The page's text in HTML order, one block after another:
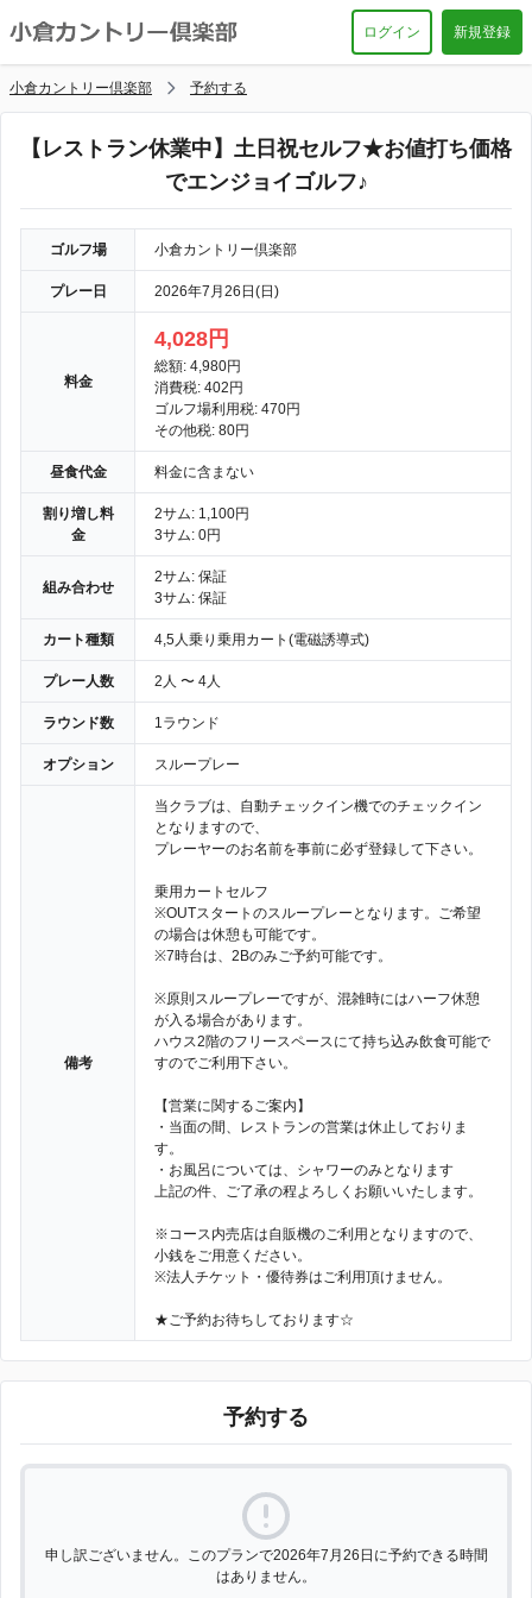
ログイン 新規登録
小倉カントリー倶楽部 予約する
【レストラン休業中】土日祝セルフ★お値打ち価格
でエンジョイゴルフ♪
ゴルフ場 小倉カントリー倶楽部
プレー日 2026年7月26日(日)
料金
4,028円
総額: 4,980円
消費税: 402円
ゴルフ場利用税: 470円
その他税: 80円
昼食代金 料金に含まない
割り増し料
金
2サム: 1,100円
3サム: 0円
組み合わせ
2サム: 保証
3サム: 保証
カート種類 4,5人乗り乗用カート(電磁誘導式)
プレー人数 2人 〜 4人
ラウンド数 1ラウンド
オプション スループレー
備考
当クラブは、自動チェックイン機でのチェックイン
となりますので、
プレーヤーのお名前を事前に必ず登録して下さい。
乗用カートセルフ
※OUTスタートのスループレーとなります。ご希望
の場合は休憩も可能です。
※7時台は、2Bのみご予約可能です。
※原則スループレーですが、混雑時にはハーフ休憩
が入る場合があります。
ハウス2階のフリースペースにて持ち込み飲食可能で
すのでご利用下さい。
【営業に関するご案内】
・当面の間、レストランの営業は休止しておりま
す。
・お風呂については、シャワーのみとなります
上記の件、ご了承の程よろしくお願いいたします。
※コース内売店は自販機のご利用となりますので、
小銭をご用意ください。
※法人チケット・優待券はご利用頂けません。
★ご予約お待ちしております☆
予約する
申し訳ございません。このプランで2026年7月26日に予約できる時間
はありません。